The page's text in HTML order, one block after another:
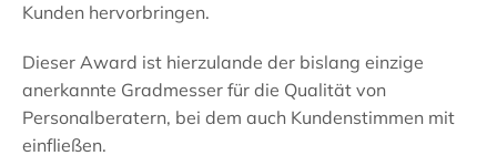
Kunden hervorbringen.
Dieser Award ist hierzulande der bislang einzige
anerkannte Gradmesser für die Qualität von
Personalberatern, bei dem auch Kundenstimmen mit
einfließen.